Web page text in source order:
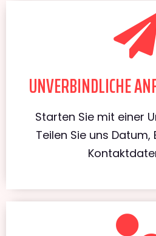
UNVERBINDLICHE
Starten Sie mit einer
Teilen Sie uns